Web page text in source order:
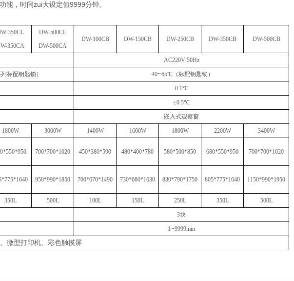
能，时间zui大设定值9999分钟。
350CL
350CA
DW-500CL
DW-500CA
DW-100CB DW-150CB DW-250CB DW-350CB DW-500CB
AC220V 50Hz
标配钥匙锁 ） -40~65℃（标配钥匙锁 ）
0.1℃
±0.5℃
嵌入式观察窗
1800W 3000W 1400W 1600W 1800W 2200W 3400W
700*700*1020 450*380*590 480*400*780 580*500*850 680*550*950 700*700*1020
950*990*1850 700*670*1490 730*680*1630 830*790*1750 805*775*1640 1150*990*1950
350L 500L 100L 150L 250L 350L 500L
3块
1~9999min
微型打印机、彩色触摸屏